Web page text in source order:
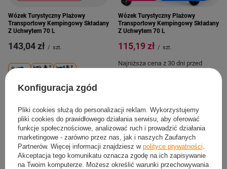
Wózek Turystyczny Plażowy
Transportowy Kempingowy Składany
Z Uchwytem 70 L
143,04 zł / szt.
Wózek Turystyczny Plażowy
Transportowy Kempingowy Składany
Z Uchwytem 70 L
115,19 zł / szt.
Najniższa cena z 30 dni przed
Konfiguracja zgód
Pliki cookies służą do personalizacji reklam. Wykorzystujemy
pliki cookies do prawidłowego działania serwisu, aby oferować
funkcje społecznościowe, analizować ruch i prowadzić działania
marketingowe - zarówno przez nas, jak i naszych Zaufanych
Partnerów. Więcej informacji znajdziesz w polityce prywatności
Akceptacja tego komunikatu oznacza zgodę na ich zapisywanie
na Twoim komputerze. Możesz określić warunki przechowywania